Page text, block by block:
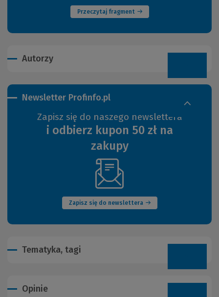
Przeczytaj fragment
strony)
Autorzy
Newsletter Profinfo.pl
Zapisz się do naszego newslettera
i odbierz kupon 50 zł na
zakupy
Zapisz się do newslettera
(Nowe
okno)
Tematyka, tagi
Opinie